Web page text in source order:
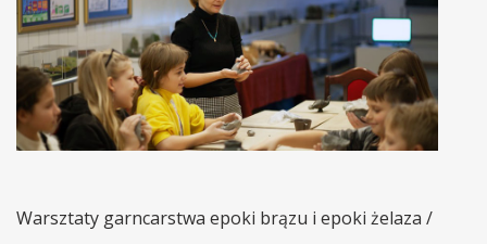
Warsztaty garncarstwa epoki brązu i epoki żelaza /